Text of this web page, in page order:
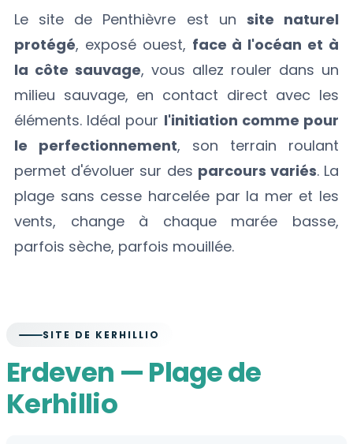
Le site de Penthièvre est un site naturel
protégé, exposé ouest, face à l'océan et à
la côte sauvage, vous allez rouler dans un
milieu sauvage, en contact direct avec les
éléments. Idéal pour l'initiation comme pour
le perfectionnement, son terrain roulant
permet d'évoluer sur des parcours variés. La
plage sans cesse harcelée par la mer et les
vents, change à chaque marée basse,
parfois sèche, parfois mouillée.
SITE DE KERHILLIO
Erdeven — Plage de
Kerhillio